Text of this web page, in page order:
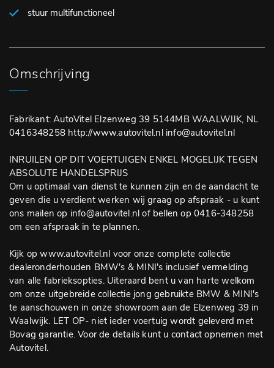
stuur multifunctioneel
Omschrijving
Fabrikant: AutoVitel Elzenweg 39 5144MB WAALWIJK, NL
0416348258 http://www.autovitel.nl info@autovitel.nl
INRUILEN OP DIT VOERTUIGEN ENKEL MOGELIJK TEGEN
ABSOLUTE HANDELSPRIJS
Om u optimaal van dienst te kunnen zijn en de aandacht te
geven die u verdient werken wij graag op afspraak - u kunt
ons mailen op info@autovitel.nl of bellen op 0416-348258
om een afspraak in te plannen.
Kijk op www.autovitel.nl voor onze complete collectie
dealeronderhouden BMW's & MINI's inclusief vermelding
van alle fabrieksopties. Uiteraard bent u van harte welkom
om onze uitgebreide collectie jong gebruikte BMW & MINI's
te aanschouwen in onze showroom aan de Elzenweg 39 in
Waalwijk. LET OP- niet ieder voertuig wordt geleverd met
Bovag garantie. Voor de details kunt u contact opnemen met
Autovitel.